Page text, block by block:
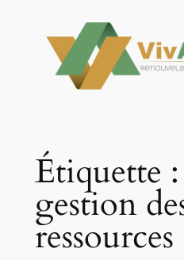
contenu
Étiquette :
gestion
ressources